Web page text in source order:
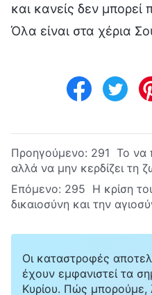
και κανείς δεν μπορεί
Όλα είναι στα χέρια
Προηγούμενο: 291 Το να
αλλά να μην κερδίζει τη
Επόμενο: 295 Η κρίση
δικαιοσύνη και την
Οι καταστροφές
έχουν εμφανιστεί τα
Κυρίου. Πώς μπορούμε,